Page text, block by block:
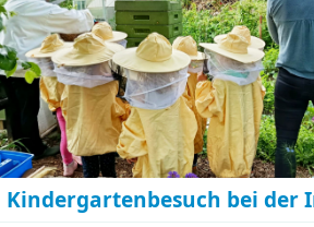
Kindergartenbesuch bei der